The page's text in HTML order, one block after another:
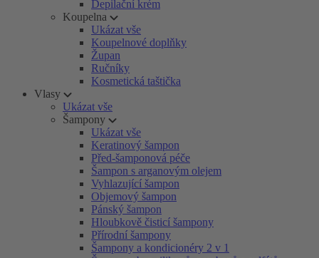
Depilační krém
Koupelna
Ukázat vše
Koupelnové doplňky
Župan
Ručníky
Kosmetická taštička
Vlasy
Ukázat vše
Šampony
Ukázat vše
Keratinový šampon
Před-šamponová péče
Šampon s arganovým olejem
Vyhlazující šampon
Objemový šampon
Pánský šampon
Hloubkově čisticí šampony
Přírodní šampony
Šampony a kondicionéry 2 v 1